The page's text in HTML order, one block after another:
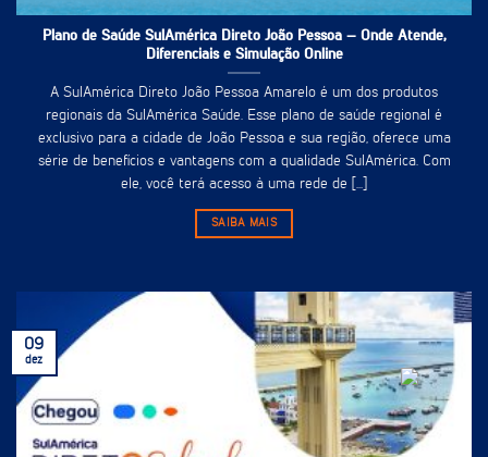
Plano de Saúde SulAmérica Direto João Pessoa – Onde Atende,
Diferenciais e Simulação Online
A SulAmérica Direto João Pessoa Amarelo é um dos produtos
regionais da SulAmérica Saúde. Esse plano de saúde regional é
exclusivo para a cidade de João Pessoa e sua região, oferece uma
série de benefícios e vantagens com a qualidade SulAmérica. Com
ele, você terá acesso à uma rede de [...]
SAIBA MAIS
09
dez